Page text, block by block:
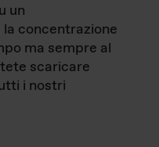
un
concentrazione
ma sempre al
scaricare
i nostri